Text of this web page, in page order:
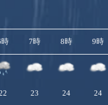
7時 8時 9時
23 24 24